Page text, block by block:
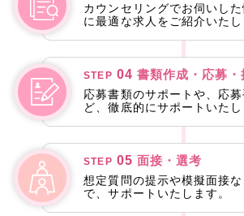
カウンセリングでお伺いし
に最適な求人をご紹介いたし
STEP 04 書類作成・応募・
応募書類のサポートや、応
ど、徹底的にサポートいたし
STEP 05 面接・選考
想定質問の提示や模擬面接
で、サポートいたします。